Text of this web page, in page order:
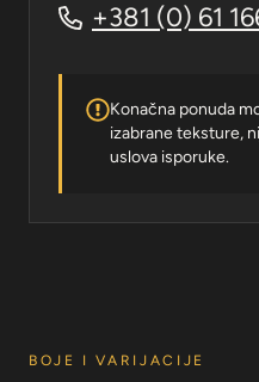
+381 (0) 61
Konačna ponuda
izabrane teksture,
uslova isporuke.
BOJE I VARIJACIJE